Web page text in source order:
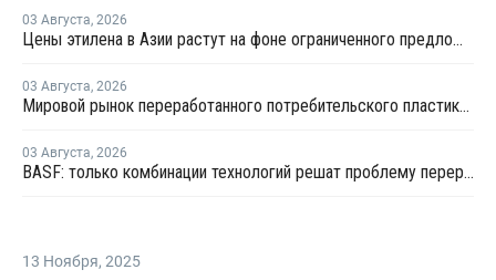
03 Августа, 2026
Цены этилена в Азии растут на фоне ограниченного предложения
03 Августа, 2026
Мировой рынок переработанного потребительского пластика к 2033 году вырастет в два раза
03 Августа, 2026
BASF: только комбинации технологий решат проблему переработки инженерных пластиков
13 Ноября, 2025